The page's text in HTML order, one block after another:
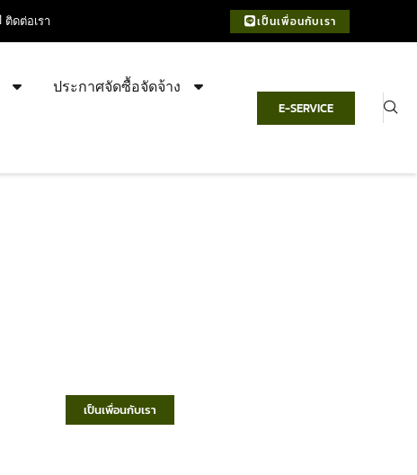
ติดต่อเรา เป็นเพื่อนกับเรา
ประกาศจัดซื้อจัดจ้าง
E-SERVICE
เป็นเพื่อนกับเรา